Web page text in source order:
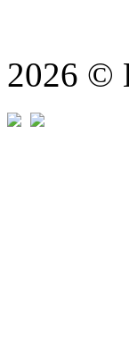
2026 ©